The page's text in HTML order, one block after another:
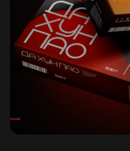
ИСПОЛЬЗОВАНИЕ ГРАФИКИ
В ШРИФТОВЫХ ЛОГОТИПАХ
ДОВОЛЬНО ЭФФЕКТНАЯ
НУЖНО ТОЛЬКО ПРАВИЛЬНО
ПОЛЬЗОВАТЬСЯ)
Как вам такой подход? В магазине
«Добрый Вестник» восприятие
айдентики строится на
на чувствах, которые возникают
смыслами в графике, когда мы